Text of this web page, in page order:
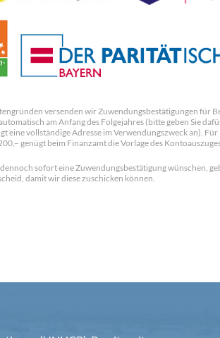
versenden wir Zuwendungsbestätigungen für
am Anfang des Folgejahres (bitte geben Sie
eine vollständige Adresse im Verwendungszweck an). Für
genügt beim Finanzamt die Vorlage des
dennoch sofort eine Zuwendungsbestätigung wünschen,
damit wir diese zuschicken können.